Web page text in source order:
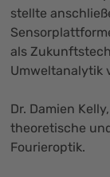
stellte
als
Umweltanalytik
Dr. Damien
theoretische
Fourieroptik.